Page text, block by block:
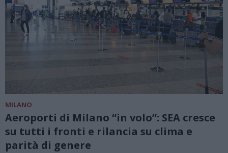
MILANO
Aeroporti di Milano “in volo”: SEA cresce
su tutti i fronti e rilancia su clima e
parità di genere